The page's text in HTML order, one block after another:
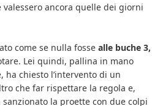
ancora quelle dei giorni
come se nulla fosse alle buche 3,
Lei quindi, pallina in mano
ha chiesto l’intervento di un
che far rispettare la regola e,
la proette con due colpi